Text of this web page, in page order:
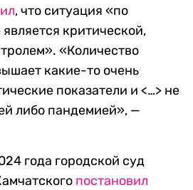
, что ситуация «по
критической,
«Количество
какие-то очень
показатели и <…> не
либо пандемией», —
года городской суд
постановил